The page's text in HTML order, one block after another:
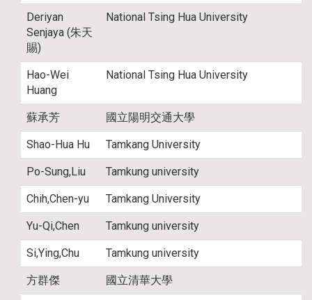
Deriyan
Senjaya (朱天
賜)
National Tsing Hua University
Hao-Wei
Huang
National Tsing Hua University
蘇承芳 國立陽明交通大學
Shao-Hua Hu Tamkang University
Po-Sung,Liu Tamkung university
Chih,Chen-yu Tamkang University
Yu-Qi,Chen Tamkung university
Si,Ying,Chu Tamkung university
方群傑 國立清華大學